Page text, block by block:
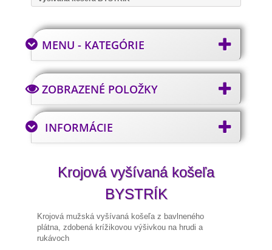
MENU - KATEGÓRIE
ZOBRAZENÉ POLOŽKY
INFORMÁCIE
Krojová vyšívaná košeľa
BYSTRÍK
Krojová mužská vyšívaná košeľa z bavlneného
plátna, zdobená krížikovou výšivkou na hrudi a
rukávoch